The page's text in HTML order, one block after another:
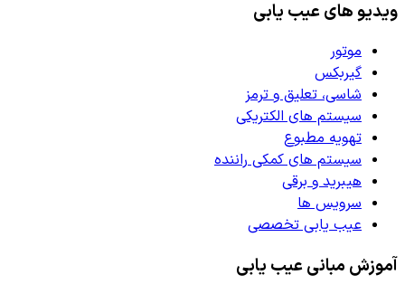
ویدیو های عیب یابی
موتور
گیربکس
شاسی، تعلیق و ترمز
سیستم های الکتریکی
تهویه مطبوع
سیستم های کمکی راننده
هیبرید و برقی
سرویس ها
عیب یابی تخصصی
آموزش مبانی عیب یابی